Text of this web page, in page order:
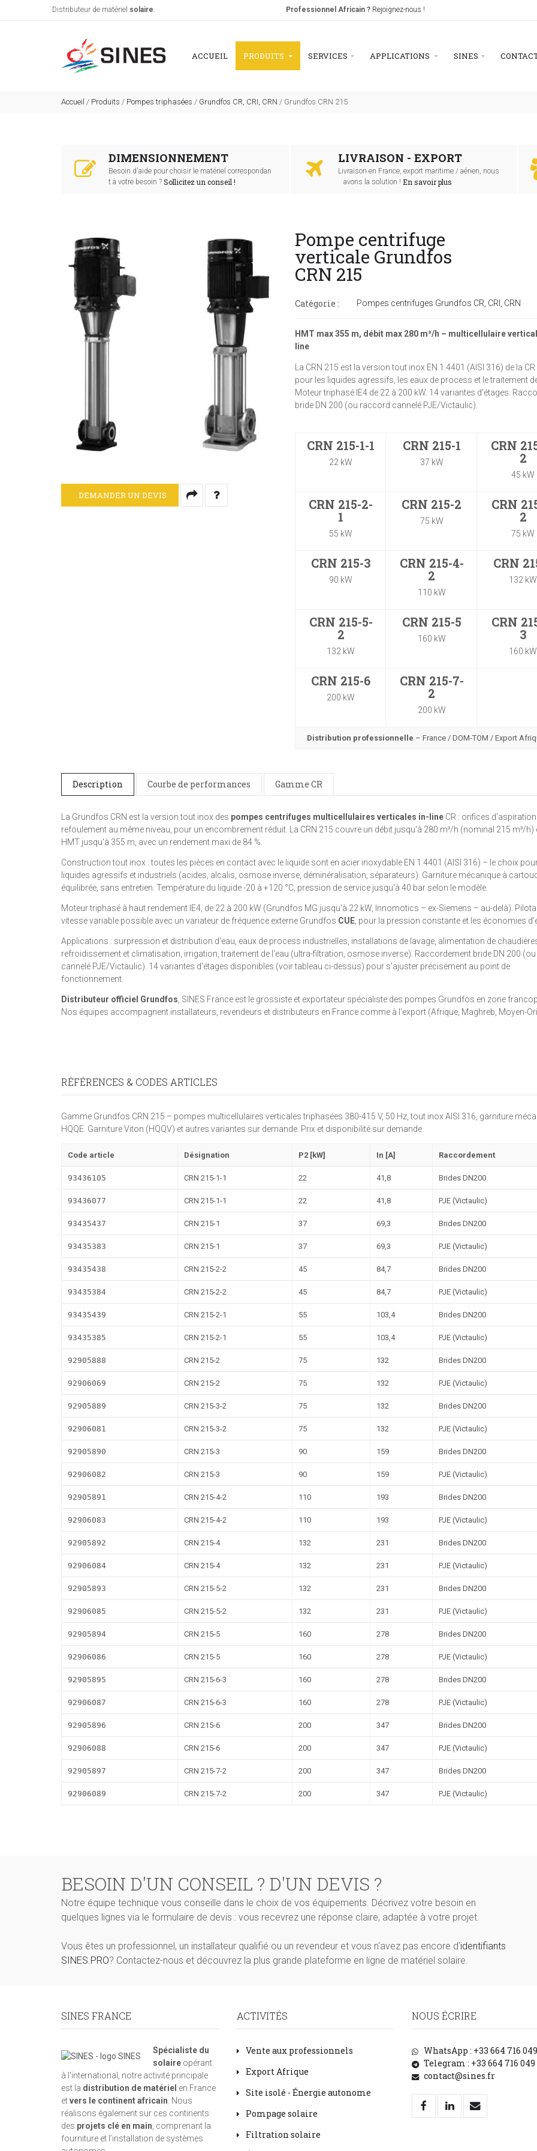
Distributeur de matériel solaire. Professionnel Africain ? Rejoignez-nous !
ACCUEIL PRODUITS SERVICES APPLICATIONS SINES
Accueil / Produits / Pompes triphasées / Grundfos CR, CRI, CRN / Grundfos CRN 215
DIMENSIONNEMENT
Besoin d'aide pour choisir le matériel correspondan
t à votre besoin ? Sollicitez un conseil !
LIVRAISON - EXPORT
Livraison en France, export maritime / aérien, nous
avons la solution ! En savoir plus
DEMANDER UN DEVIS
Pompe centrifuge
verticale Grundfos
CRN 215
Catégorie : Pompes centrifuges Grundfos CR, CRI, CRN
HMT max 355 m, débit max 280 m³/h – multicellulaire
line
La CRN 215 est la version tout inox EN 1.4401 (AISI 316) de la
pour les liquides agressifs, les eaux de process et le traitement
Moteur triphasé IE4 de 22 à 200 kW. 14 variantes d'étages.
bride DN 200 (ou raccord cannelé PJE/Victaulic).
CRN 215-1-1
22 kW
CRN 215-1
37 kW
CRN
2
45 kW
CRN 215-2-
1
55 kW
CRN 215-2
75 kW
CRN
2
75 kW
CRN 215-3
90 kW
CRN 215-4-
2
110 kW
CRN
132 kW
CRN 215-5-
2
132 kW
CRN 215-5
160 kW
CRN
3
160 kW
CRN 215-6
200 kW
CRN 215-7-
2
200 kW
Distribution professionnelle – France / DOM-TOM / Export
Description Courbe de performances Gamme CR
La Grundfos CRN est la version tout inox des pompes centrifuges multicellulaires verticales in-line CR : orifices d'aspiration
refoulement au même niveau, pour un encombrement réduit. La CRN 215 couvre un débit jusqu'à 280 m³/h (nominal 215 m³/h)
HMT jusqu'à 355 m, avec un rendement maxi de 84 %.
Construction tout inox : toutes les pièces en contact avec le liquide sont en acier inoxydable EN 1.4401 (AISI 316) – le choix
liquides agressifs et industriels (acides, alcalis, osmose inverse, déminéralisation, séparateurs). Garniture mécanique à
équilibrée, sans entretien. Température du liquide -20 à +120 °C, pression de service jusqu'à 40 bar selon le modèle.
Moteur triphasé à haut rendement IE4, de 22 à 200 kW (Grundfos MG jusqu'à 22 kW, Innomotics – ex-Siemens – au-delà).
vitesse variable possible avec un variateur de fréquence externe Grundfos CUE , pour la pression constante et les économies
Applications : surpression et distribution d'eau, eaux de process industrielles, installations de lavage, alimentation de
refroidissement et climatisation, irrigation, traitement de l'eau (ultra-filtration, osmose inverse). Raccordement bride DN 200
cannelé PJE/Victaulic). 14 variantes d'étages disponibles (voir tableau ci-dessus) pour s'ajuster précisément au point de
fonctionnement.
Distributeur officiel Grundfos , SINES France est le grossiste et exportateur spécialiste des pompes Grundfos en zone
Nos équipes accompagnent installateurs, revendeurs et distributeurs en France comme à l'export (Afrique, Maghreb, Moyen-
RÉFÉRENCES & CODES ARTICLES
Gamme Grundfos CRN 215 – pompes multicellulaires verticales triphasées 380-415 V, 50 Hz, tout inox AISI 316, garniture
HQQE. Garniture Viton (HQQV) et autres variantes sur demande. Prix et disponibilité sur demande.
Code article Désignation P2 [kW] In [A] Raccordement
93436105 CRN 215-1-1 22 41,8 Brides DN200
93436077 CRN 215-1-1 22 41,8 PJE (Victaulic)
93435437 CRN 215-1 37 69,3 Brides DN200
93435383 CRN 215-1 37 69,3 PJE (Victaulic)
93435438 CRN 215-2-2 45 84,7 Brides DN200
93435384 CRN 215-2-2 45 84,7 PJE (Victaulic)
93435439 CRN 215-2-1 55 103,4 Brides DN200
93435385 CRN 215-2-1 55 103,4 PJE (Victaulic)
92905888 CRN 215-2 75 132 Brides DN200
92906069 CRN 215-2 75 132 PJE (Victaulic)
92905889 CRN 215-3-2 75 132 Brides DN200
92906081 CRN 215-3-2 75 132 PJE (Victaulic)
92905890 CRN 215-3 90 159 Brides DN200
92906082 CRN 215-3 90 159 PJE (Victaulic)
92905891 CRN 215-4-2 110 193 Brides DN200
92906083 CRN 215-4-2 110 193 PJE (Victaulic)
92905892 CRN 215-4 132 231 Brides DN200
92906084 CRN 215-4 132 231 PJE (Victaulic)
92905893 CRN 215-5-2 132 231 Brides DN200
92906085 CRN 215-5-2 132 231 PJE (Victaulic)
92905894 CRN 215-5 160 278 Brides DN200
92906086 CRN 215-5 160 278 PJE (Victaulic)
92905895 CRN 215-6-3 160 278 Brides DN200
92906087 CRN 215-6-3 160 278 PJE (Victaulic)
92905896 CRN 215-6 200 347 Brides DN200
92906088 CRN 215-6 200 347 PJE (Victaulic)
92905897 CRN 215-7-2 200 347 Brides DN200
92906089 CRN 215-7-2 200 347 PJE (Victaulic)
BESOIN D'UN CONSEIL ? D'UN DEVIS ?
Notre équipe technique vous conseille dans le choix de vos équipements. Décrivez votre besoin en
quelques lignes via le formulaire de devis : vous recevrez une réponse claire, adaptée à votre projet.
Vous êtes un professionnel, un installateur qualifié ou un revendeur et vous n'avez pas encore d'identifiants
SINES.PRO? Contactez-nous et découvrez la plus grande plateforme en ligne de matériel solaire.
SINES FRANCE
Spécialiste du
solaire opérant
à l'international, notre activité principale
est la distribution de matériel en France
etvers le continent africain . Nous
réalisons également sur ces continents
des projets clé en main , comprenant la
fourniture et l’installation de systèmes
ACTIVITÉS
Vente aux professionnels
Export Afrique
Site isolé - Énergie autonome
Pompage solaire
Filtration solaire
NOUS ÉCRIRE
WhatsApp : +33 664 716 049
Telegram : +33 664 716 049
contact@sines.fr